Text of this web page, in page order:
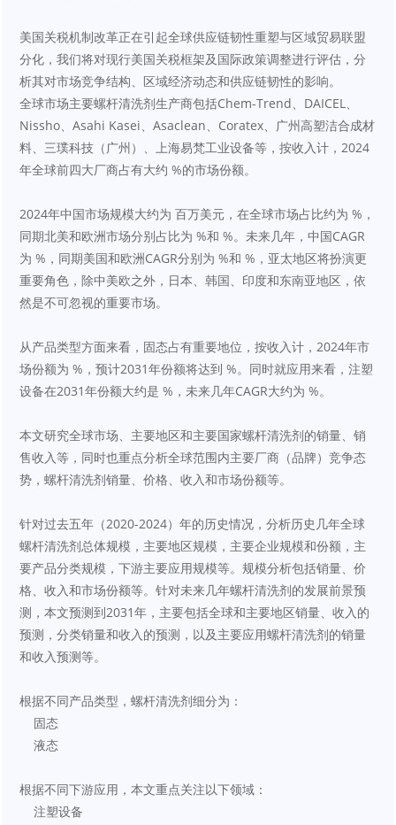
美国关税机制改革正在引起全球供应链韧性重塑与区域贸易联盟
分化，我们将对现行美国关税框架及国际政策调整进行评估，分
析其对市场竞争结构、区域经济动态和供应链韧性的影响。
全球市场主要螺杆清洗剂生产商包括Chem-Trend、DAICEL、
Nissho、Asahi Kasei、Asaclean、Coratex、广州高塑洁合成材
料、三璞科技（广州）、上海易梵工业设备等，按收入计，2024
年全球前四大厂商占有大约 %的市场份额。
2024年中国市场规模大约为 百万美元，在全球市场占比约为 %，
同期北美和欧洲市场分别占比为 %和 %。未来几年，中国CAGR
为 %，同期美国和欧洲CAGR分别为 %和 %，亚太地区将扮演更
重要角色，除中美欧之外，日本、韩国、印度和东南亚地区，依
然是不可忽视的重要市场。
从产品类型方面来看，固态占有重要地位，按收入计，2024年市
场份额为 %，预计2031年份额将达到 %。同时就应用来看，注塑
设备在2031年份额大约是 %，未来几年CAGR大约为 %。
本文研究全球市场、主要地区和主要国家螺杆清洗剂的销量、销
售收入等，同时也重点分析全球范围内主要厂商（品牌）竞争态
势，螺杆清洗剂销量、价格、收入和市场份额等。
针对过去五年（2020-2024）年的历史情况，分析历史几年全球
螺杆清洗剂总体规模，主要地区规模，主要企业规模和份额，主
要产品分类规模，下游主要应用规模等。规模分析包括销量、价
格、收入和市场份额等。针对未来几年螺杆清洗剂的发展前景预
测，本文预测到2031年，主要包括全球和主要地区销量、收入的
预测，分类销量和收入的预测，以及主要应用螺杆清洗剂的销量
和收入预测等。
根据不同产品类型，螺杆清洗剂细分为：
    固态
    液态
根据不同下游应用，本文重点关注以下领域：
    注塑设备